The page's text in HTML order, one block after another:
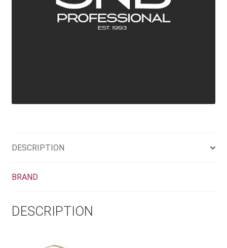
DESCRIPTION
BRAND
DESCRIPTION